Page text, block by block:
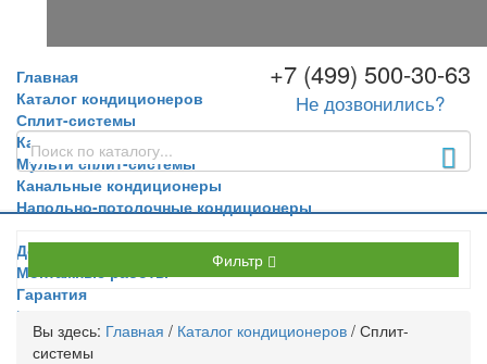
Главная
Каталог кондиционеров
Сплит-системы
Кассетные кондиционеры
Мульти сплит-системы
Канальные кондиционеры
Напольно-потолочные кондиционеры
Доставка и оплата
Монтажные работы
Гарантия
Контакты
+7 (499) 500-30-63
Не дозвонились?
Фильтр
Вы здесь: Главная / Каталог кондиционеров / Сплит-
системы